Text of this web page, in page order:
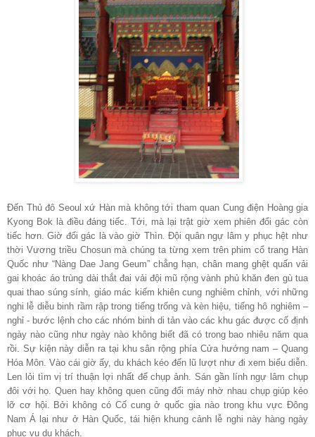
Đến Thủ đô Seoul xứ Hàn mà không tới tham quan Cung điện Hoàng gia
Kyong Bok là điều đáng tiếc. Tới, mà lại trật giờ xem phiên đổi gác còn
tiếc hơn. Giờ đổi gác là vào giờ Thìn. Đội quân ngự lâm y phục hệt như
thời Vương triều Chosun mà chúng ta từng xem trên phim cổ trang Hàn
Quốc như “Nàng Dae Jang Geum” chẳng hạn, chân mang ghệt quấn vải
gai khoác áo trùng dài thắt đai vải đội mũ rộng vành phủ khăn đen gù tua
quai thao súng sính, giáo mác kiếm khiên cung nghiêm chỉnh, với những
nghi lễ diễu binh rầm rập trong tiếng trống và kèn hiệu, tiếng hô nghiêm –
nghỉ - bước lệnh cho các nhóm binh di tản vào các khu gác được cố định
ngày nào cũng như ngày nào không biết đã có trong bao nhiêu năm qua
rồi. Sự kiện này diễn ra tại khu sân rộng phía Cửa hướng nam – Quang
Hóa Môn. Vào cái giờ ấy, du khách kéo đến lũ lượt như đi xem biểu diễn.
Len lỏi tìm vị trí thuận lợi nhất để chụp ảnh. Sán gần lính ngự lâm chụp
đôi với họ. Quen hay không quen cũng đổi máy nhờ nhau chụp giúp kẻo
lỡ cơ hội. Bởi không có Cố cung ở quốc gia nào trong khu vực Đông
Nam Á lại như ở Hàn Quốc, tái hiện khung cảnh lễ nghi này hàng ngày
phục vụ du khách.